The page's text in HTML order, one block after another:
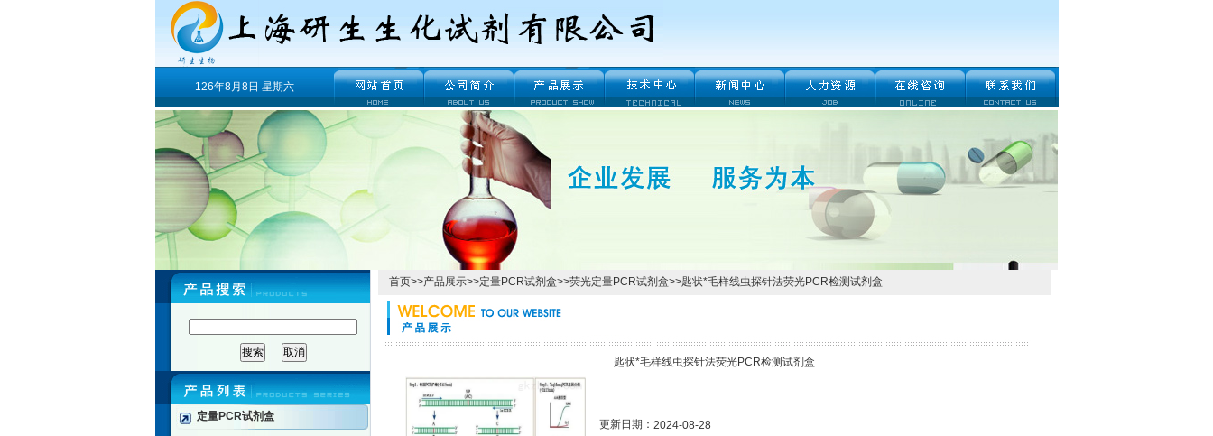
126年8月8日 星期六
定量PCR试剂盒
首页>>产品展示>>定量PCR试剂盒>>荧光定量PCR试剂盒>>匙状*毛样线虫探针法荧光PCR检测试剂盒
匙状*毛样线虫探针法荧光PCR检测试剂盒
更新日期： 2024-08-28